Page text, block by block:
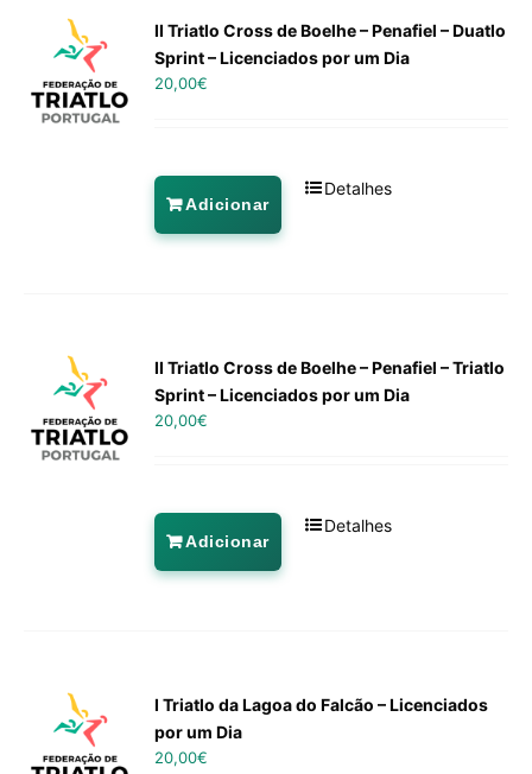
II Triatlo Cross de Boelhe – Penafiel – Duatlo
Sprint – Licenciados por um Dia
20,00€
Adicionar
Detalhes
II Triatlo Cross de Boelhe – Penafiel – Triatlo
Sprint – Licenciados por um Dia
20,00€
Adicionar
Detalhes
I Triatlo da Lagoa do Falcão – Licenciados
por um Dia
20,00€